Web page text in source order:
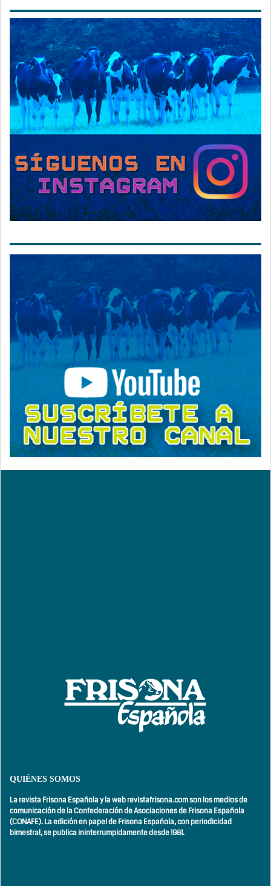
QUIÉNES SOMOS
La revista Frisona Española y la web revistafrisona.com son los medios de
comunicación de la Confederación de Asociaciones de Frisona Española
(CONAFE). La edición en papel de Frisona Española, conperiodicidad
bimestral,se publica ininterrumpidamente desde 1981.